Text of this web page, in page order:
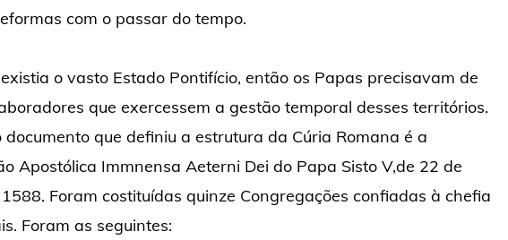
com o passar do tempo.
o vasto Estado Pontifício, então os Papas precisavam de
que exercessem a gestão temporal desses territórios.
documento que definiu a estrutura da Cúria Romana é a
Apostólica Immnensa Aeterni Dei do Papa Sisto V,de 22 de
Foram costituídas quinze Congregações confiadas à chefia
Foram as seguintes: